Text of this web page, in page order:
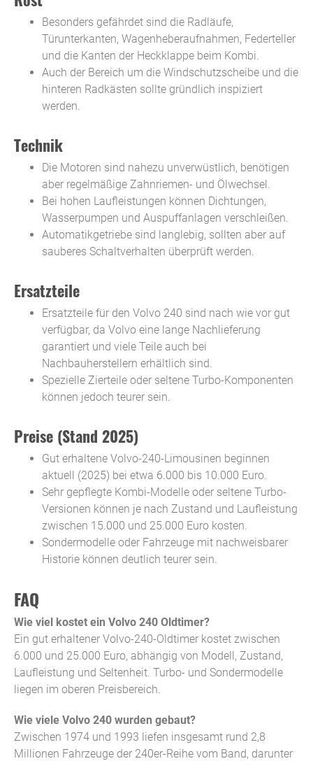
Besonders gefährdet sind die Radläufe,
Türunterkanten, Wagenheberaufnahmen, Federteller
und die Kanten der Heckklappe beim Kombi.
Auch der Bereich um die Windschutzscheibe und die
hinteren Radkästen sollte gründlich inspiziert
werden.
Technik
Die Motoren sind nahezu unverwüstlich, benötigen
aber regelmäßige Zahnriemen- und Ölwechsel.
Bei hohen Laufleistungen können Dichtungen,
Wasserpumpen und Auspuffanlagen verschleißen.
Automatikgetriebe sind langlebig, sollten aber auf
sauberes Schaltverhalten überprüft werden.
Ersatzteile
Ersatzteile für den Volvo 240 sind nach wie vor gut
verfügbar, da Volvo eine lange Nachlieferung
garantiert und viele Teile auch bei
Nachbauherstellern erhältlich sind.
Spezielle Zierteile oder seltene Turbo-Komponenten
können jedoch teurer sein.
Preise (Stand 2025)
Gut erhaltene Volvo-240-Limousinen beginnen
aktuell (2025) bei etwa 6.000 bis 10.000 Euro.
Sehr gepflegte Kombi-Modelle oder seltene Turbo-
Versionen können je nach Zustand und Laufleistung
zwischen 15.000 und 25.000 Euro kosten.
Sondermodelle oder Fahrzeuge mit nachweisbarer
Historie können deutlich teurer sein.
FAQ
Wie viel kostet ein Volvo 240 Oldtimer?
Ein gut erhaltener Volvo-240-Oldtimer kostet zwischen
6.000 und 25.000 Euro, abhängig von Modell, Zustand,
Laufleistung und Seltenheit. Turbo- und Sondermodelle
liegen im oberen Preisbereich.
Wie viele Volvo 240 wurden gebaut?
Zwischen 1974 und 1993 liefen insgesamt rund 2,8
Millionen Fahrzeuge der 240er-Reihe vom Band, darunter